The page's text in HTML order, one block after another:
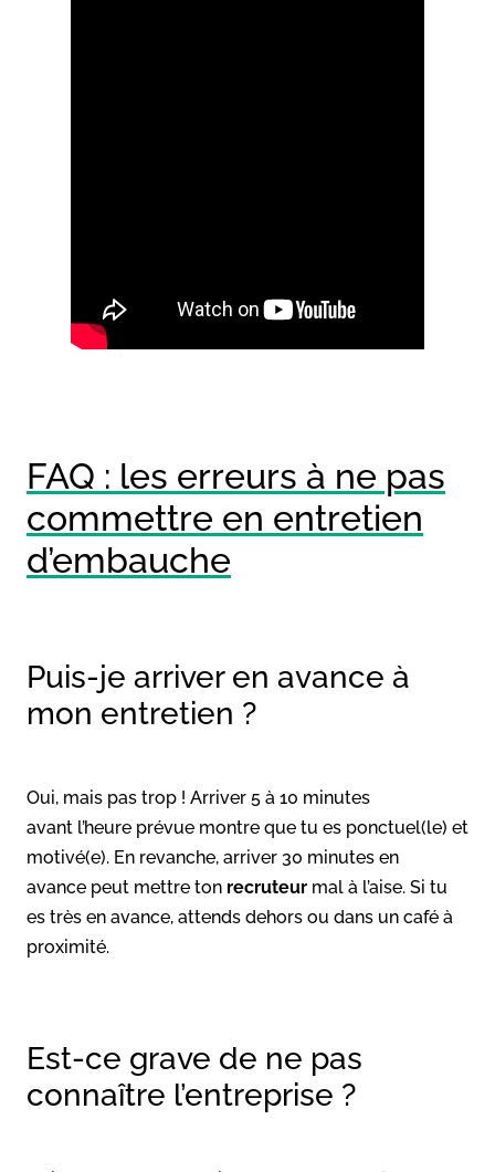
FAQ : les erreurs à ne pas
commettre en entretien
d’embauche
Puis-je arriver en avance à
mon entretien ?
Oui, mais pas trop ! Arriver 5 à 10 minutes
avant l’heure prévue montre que tu es ponctuel(le) et
motivé(e). En revanche, arriver 30 minutes en
avance peut mettre ton recruteur mal à l’aise. Si tu
es très en avance, attends dehors ou dans un café à
proximité.
Est-ce grave de ne pas
connaître l’entreprise ?